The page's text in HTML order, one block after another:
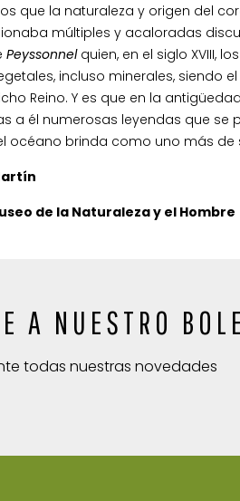
que la naturaleza y origen del
múltiples y acaloradas
Peyssonnelquien, en el siglo XVIII,
incluso minerales, siendo
Reino. Y es que en la
a él numerosas leyendas que se
océano brinda como uno más de
de la Naturaleza y el Hombre
A NUESTRO
todas nuestras novedades